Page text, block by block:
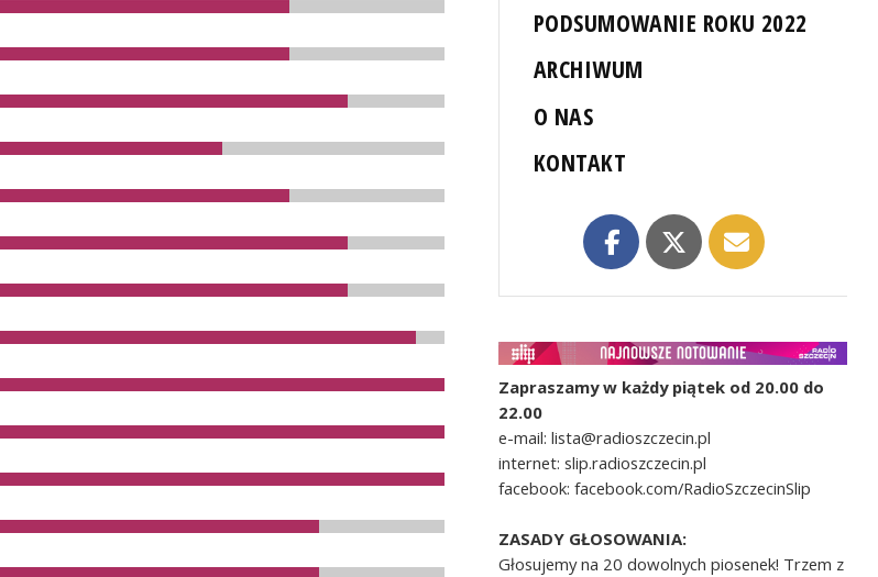
PODSUMOWANIE ROKU 2022
ARCHIWUM
O NAS
KONTAKT
Zapraszamy w każdy piątek od 20.00 do
22.00
e-mail: lista@radioszczecin.pl
internet: slip.radioszczecin.pl
facebook: facebook.com/RadioSzczecinSlip
ZASADY GŁOSOWANIA:
Głosujemy na 20 dowolnych piosenek! Trzem z